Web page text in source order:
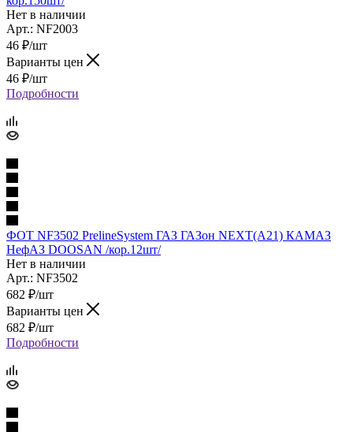
Нет в наличии
Арт.: NF2003
46 ₽/шт
Варианты цен
46 ₽/шт
Подробности
ФОТ NF3502 PrelineSystem ГАЗ ГАЗон NEXT(A21) КАМАЗ
НефАЗ DOOSAN /кор.12шт/
Нет в наличии
Арт.: NF3502
682 ₽/шт
Варианты цен
682 ₽/шт
Подробности